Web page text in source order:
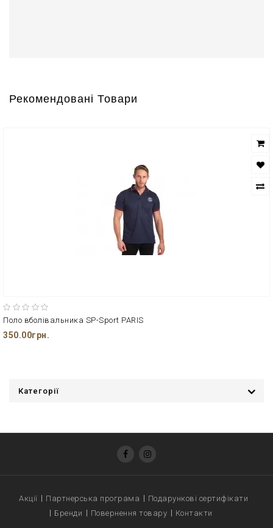
Рекомендовані Товари
Поло вболівальника SP-Sport PARIS
350.00грн.
Категорії
Акції Партнерська програма
Подарункові сертифікати
Бренди
Повернення товару Контакти